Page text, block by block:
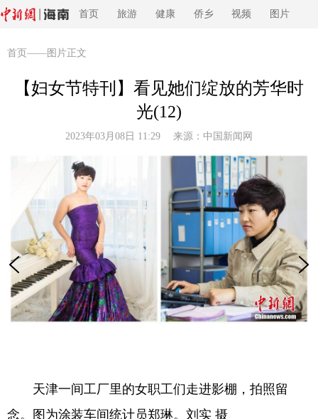
首页 旅游 健康 侨乡 视频 图片
首页 ——图片正文
【妇女节特刊】看见她们绽放的芳华时
光(12)
2023年03月08日 11:29 来源： 中国新闻网
天津一间工厂里的女职工们走进影棚，拍照留
念。图为涂装车间统计员郑琳。刘实 摄